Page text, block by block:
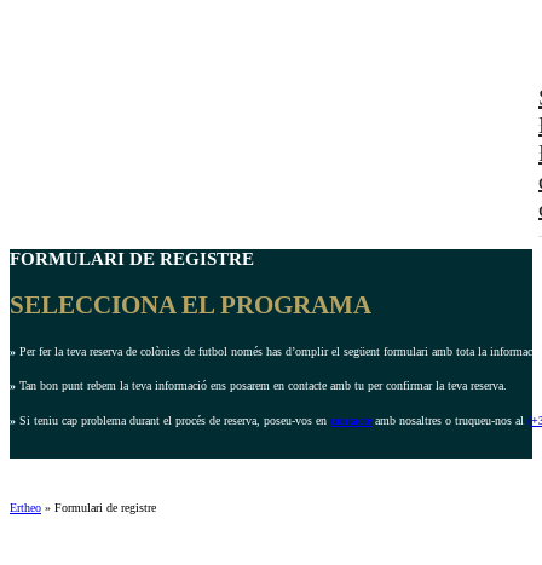
FORMULARI DE REGISTRE
SELECCIONA EL PROGRAMA
» Per fer la teva reserva de colònies de futbol només has d’omplir el següent formulari amb tota la
» Tan bon punt rebem la teva informació ens posarem en contacte amb tu per confirmar la teva reserva.
» Si teniu cap problema durant el procés de reserva, poseu-vos en contacte amb nosaltres o truqueu-nos al
Ertheo » Formulari de registre